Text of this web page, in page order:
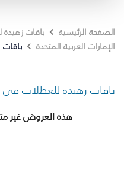
الصفحة الرئيسية باقات
الإمارات العربية المتحدة
باقات زهيدة للعطلات في
هذه العروض غير